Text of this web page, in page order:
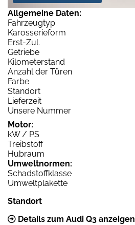
Allgemeine Daten:
Fahrzeugtyp
Karosserieform
Erst-Zul.
Getriebe
Kilometerstand
Anzahl der Türen
Farbe
Standort
Lieferzeit
Unsere Nummer
Motor:
kW / PS
Treibstoff
Hubraum
Umweltnormen:
Schadstoffklasse
Umweltplakette
Standort
Details zum Audi Q3 anzeigen